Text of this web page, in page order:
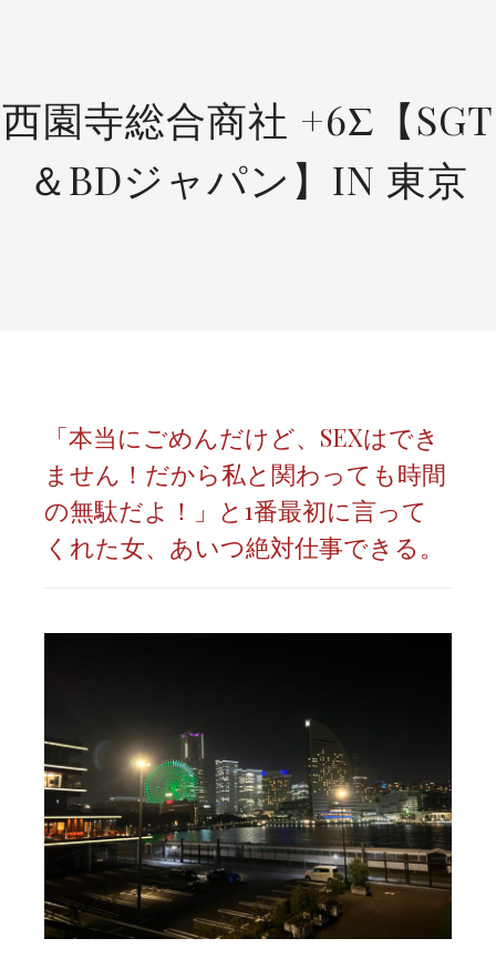
西園寺総合商社 +6Σ【SGT
＆BDジャパン】IN 東京
「本当にごめんだけど、SEXはでき
ません！だから私と関わっても時間
の無駄だよ！」と1番最初に言って
くれた女、あいつ絶対仕事できる。